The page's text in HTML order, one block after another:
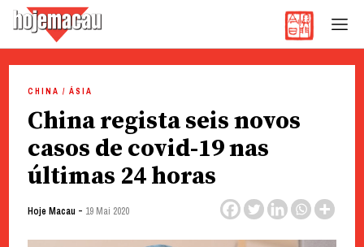
content
CHINA / ÁSIA
China regista seis novos
casos de covid-19 nas
últimas 24 horas
Hoje Macau - 19 Mai 2020